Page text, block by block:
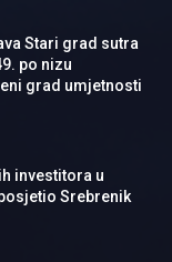
Stari grad sutra
po nizu
grad umjetnosti
investitora u
Srebrenik